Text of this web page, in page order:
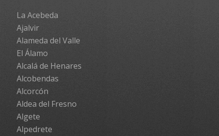
La Acebeda
Ajalvir
Alameda del Valle
El Álamo
Alcalá de Henares
Alcobendas
Alcorcón
Aldea del Fresno
Algete
Alpedrete